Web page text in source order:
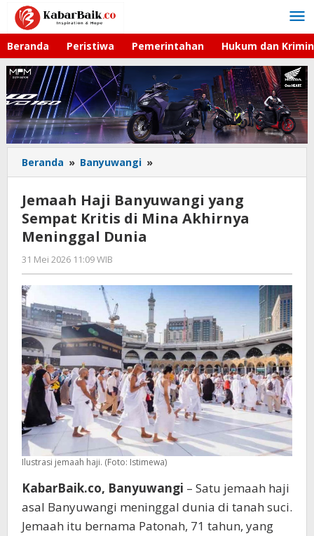
Lewati
konten
Beranda Peristiwa Pemerintahan Hukum dan
Beranda » Banyuwangi »
Haji
Banyuwangi
yang
Sempat
Meninggal
Jemaah Haji Banyuwangi yang
Sempat Kritis di Mina Akhirnya
Meninggal Dunia
31 Mei 2026 11:09 WIB
Faisal
Ilustrasi jemaah haji. (Foto: Istimewa)
KabarBaik.co, Banyuwangi – Satu jemaah haji
asal Banyuwangi meninggal dunia di tanah suci.
Jemaah itu bernama Patonah, 71 tahun, yang